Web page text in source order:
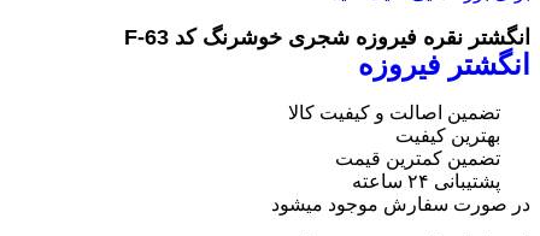
انگشتر نقره فیروزه شجری خوشرنگ کد F-63
انگشتر فیروزه
تضمین اصالت و کیفیت کالا
بهترین کیفیت
تضمین کمترین قیمت
پشتیبانی ۲۴ ساعته
در صورت سفارش موجود میشود